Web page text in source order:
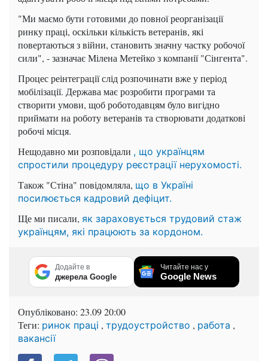
"Ми маємо бути готовими до повної реорганізації
ринку праці, оскільки кількість ветеранів, які
повертаються з війни, становить значну частку робочої
сили", - зазначає Мілена Метейко з компанії "Сінгента".
Процес реінтеграції слід розпочинати вже у період
мобілізації. Держава має розробити програми та
створити умови, щоб роботодавцям було вигідно
приймати на роботу ветеранів та створювати додаткові
робочі місця.
Нещодавно ми розповідали , що українцям
спростили процедуру реєстрації нерухомості.
Також "Стіна" повідомляла, що в Україні
посилюється кадровий дефіцит.
Ще ми писали, як зараховується трудовий стаж
українцям, які працюють за кордоном.
Додайте в
джерела Google
Читайте нас у
Google News
Опубліковано: 23.09 20:00
Теги: ринок праці , трудоустройство , работа ,
вакансії